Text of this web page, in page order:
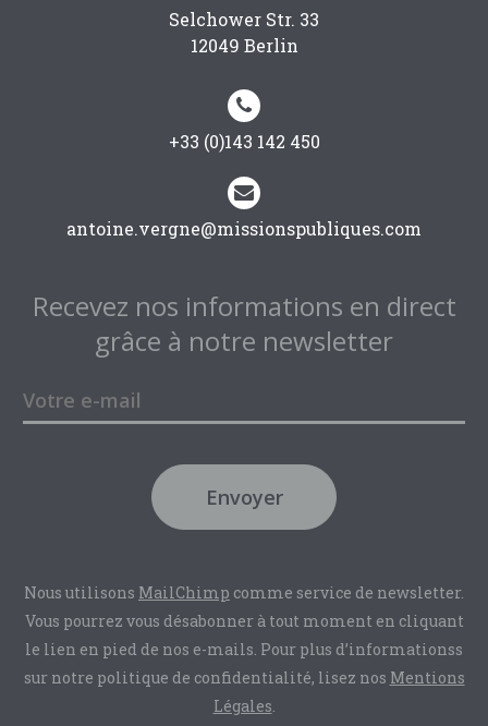
Selchower Str. 33
12049 Berlin


+33 (0)143 142 450


antoine.vergne@missionspubliques.com
Recevez nos informations en direct
grâce à notre newsletter
Envoyer
Nous utilisons MailChimp comme service de newsletter.
Vous pourrez vous désabonner à tout moment en cliquant
le lien en pied de nos e-mails. Pour plus d’informationss
sur notre politique de confidentialité, lisez nos Mentions
Légales